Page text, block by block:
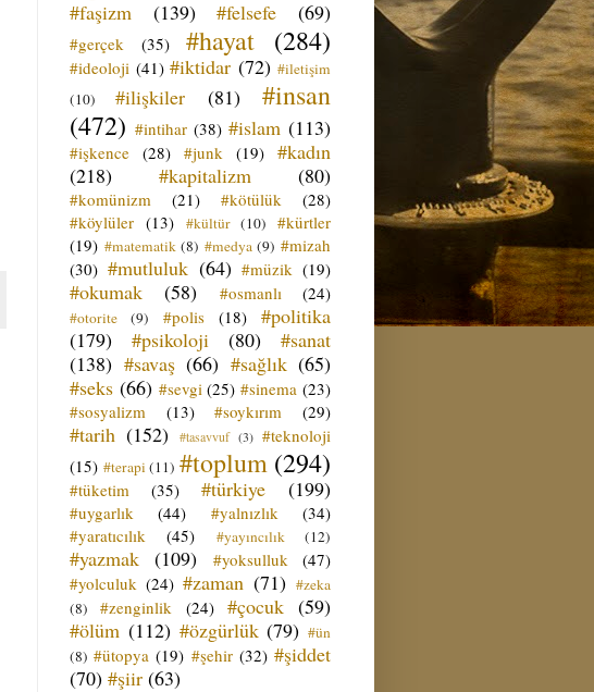
#faşizm (139) #felsefe (69)
#gerçek (35) #hayat (284)
#ideoloji (41) #iktidar (72) #iletişim
(10)
#ilişkiler (81)
#insan
(472) #intihar (38) #islam (113)
#işkence (28) #junk (19) #kadın
(218)
#kapitalizm (80)
#komünizm (21) #kötülük
(28)
#köylüler (13) #kültür (10)
#kürtler
(19) #matematik (8) #medya (9) #mizah
(30) #mutluluk (64) #müzik (19)
#okumak (58) #osmanlı (24)
#otorite (9) #polis (18)
#politika
(179)
#psikoloji (80)
#sanat
(138) #savaş (66) #sağlık (65)
#seks (66) #sevgi (25) #sinema (23)
#sosyalizm
(13) #soykırım (29)
#tarih (152) #tasavvuf (3) #teknoloji
(15) #terapi (11) #toplum (294)
#tüketim (35) #türkiye (199)
#uygarlık (44) #yalnızlık
(34)
#yaratıcılık
(45) #yayıncılık (12)
#yazmak (109) #yoksulluk
(47)
#yolculuk (24) #zaman (71) #zeka
(8)
#zenginlik (24) #çocuk (59)
#ölüm (112) #özgürlük (79) #ün
(8) #ütopya (19) #şehir (32) #şiddet
(70) #şiir (63)